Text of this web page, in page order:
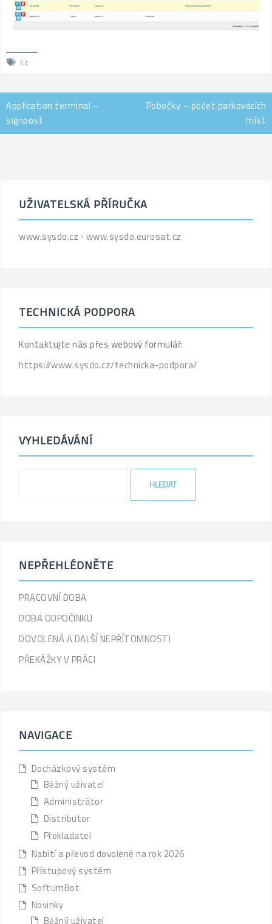
cz
Application terminal –
signpost
Pobočky – počet parkovacích
míst
UŽIVATELSKÁ PŘÍRUČKA
www.sysdo.cz ⋅ www.sysdo.eurosat.cz
TECHNICKÁ PODPORA
Kontaktujte nás přes webový formulář:
https://www.sysdo.cz/technicka-podpora/
VYHLEDÁVÁNÍ
NEPŘEHLÉDNĚTE
PRACOVNÍ DOBA
DOBA ODPOČINKU
DOVOLENÁ A DALŠÍ NEPŘÍTOMNOSTI
PŘEKÁŽKY V PRÁCI
NAVIGACE
Docházkový systém
Běžný uživatel
Administrátor
Distributor
Překladatel
Nabití a převod dovolené na rok 2026
Přístupový systém
SoftumBot
Novinky
Běžný uživatel